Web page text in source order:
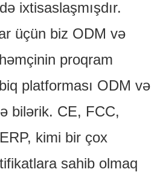
ixtisaslaşmışdır.
üçün biz ODM və
proqram
platforması ODM və
bilərik. CE, FCC,
kimi bir çox
sahib olmaq